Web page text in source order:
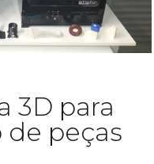
3D para
de peças